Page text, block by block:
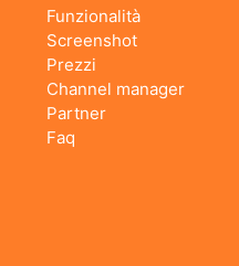
Funzionalità
Screenshot
Prezzi
Channel manager
Partner
Faq